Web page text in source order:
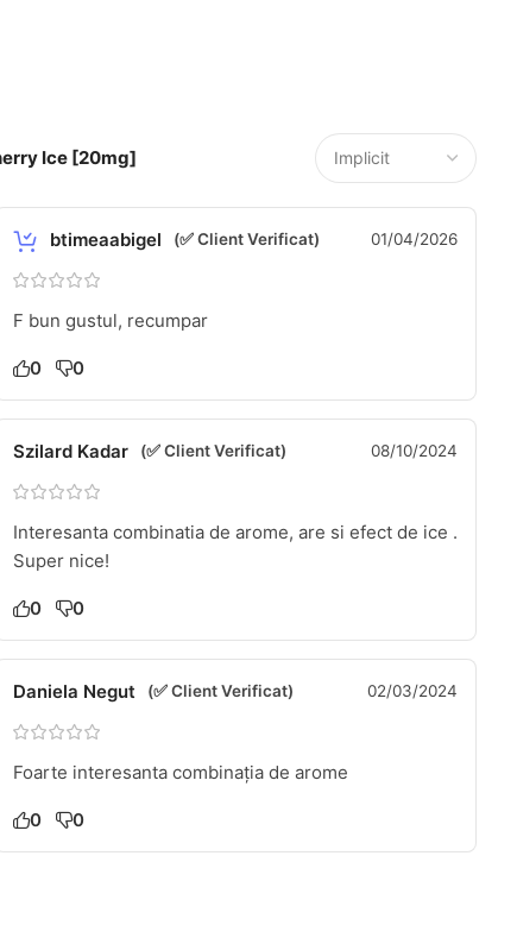
Ice [20mg]
btimeaabigel (✅ Client Verificat) 01/04/2026
F bun gustul, recumpar
0 0
Szilard Kadar (✅ Client Verificat) 08/10/2024
Interesanta combinatia de arome, are si efect de ice .
Super nice!
0 0
Daniela Negut (✅ Client Verificat) 02/03/2024
Foarte interesanta combinația de arome
0 0